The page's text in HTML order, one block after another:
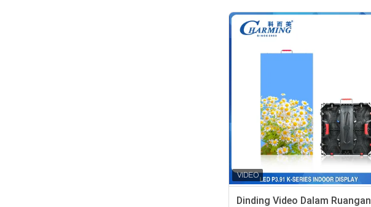
Dinding Video Dalam Ruangan